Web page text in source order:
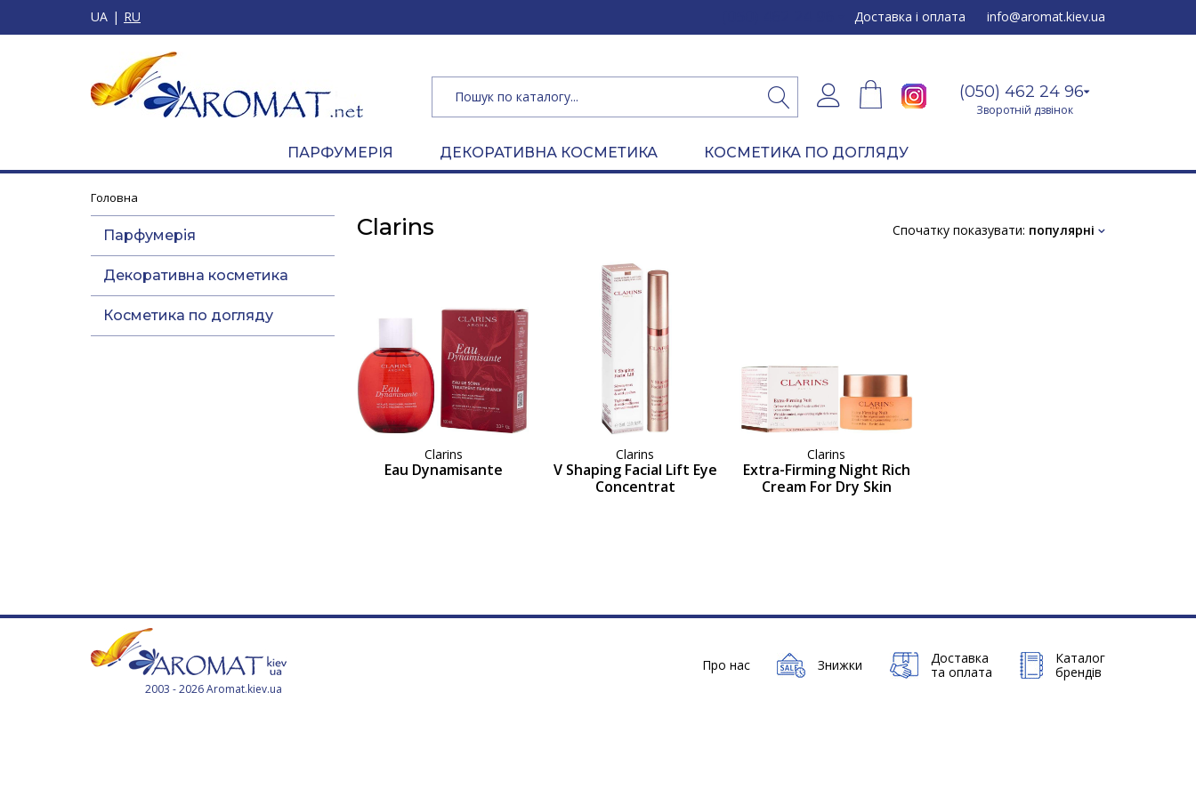
UA RU Доставка і оплата info@aromat.kiev.ua
(050) 462 24 96
Зворотній дзвінок
ПАРФУМЕРІЯ ДЕКОРАТИВНА КОСМЕТИКА КОСМЕТИКА ПО ДОГЛЯДУ
Головна
Парфумерія
Декоративна косметика
Косметика по догляду
Clarins Спочатку показувати: популярні
Clarins
Eau Dynamisante
Clarins
V Shaping Facial Lift Eye
Concentrat
Clarins
Extra-Firming Night Rich
Cream For Dry Skin
2003 - 2026 Aromat.kiev.ua
Про нас Знижки
Доставка
та оплата
Каталог
брендів